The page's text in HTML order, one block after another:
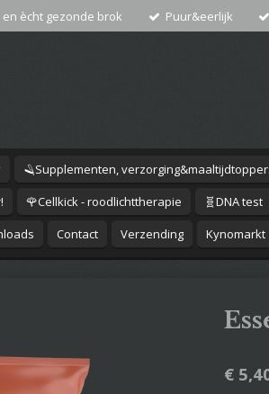
en ècht gezonde brok Puur&eerlijk
🪒Supplementen,
🌹Cellkick - roodlichttherapie 🧬DNA test
Contact Verzending Kynomarkt
€